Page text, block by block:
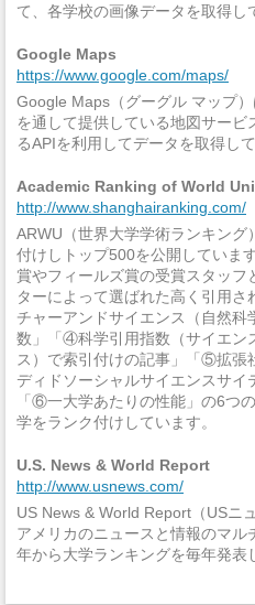
て、各学校の画像データを取得し
Google Maps
https://www.google.com/maps/
Google Maps（グーグル マップ
を通して提供している地図サー
るAPIを利用してデータを取得して
Academic Ranking of World
http://www.shanghairanking.com/
ARWU（世界大学学術ランキング
付けしトップ500を公開していま
賞やフィールズ賞の受賞スタッ
ターによって選ばれた高く引用
チャーアンドサイエンス（自然
数」「④科学引用指数（サイエン
ス）で索引付けの記事」「⑤拡張
ディドソーシャルサイエンスサイ
「⑥一大学あたりの性能」の6つ
学をランク付けしています。
U.S. News & World Report
http://www.usnews.com/
US News & World Report（USニ
アメリカのニュースと情報のマ
年から大学ランキングを毎年発表